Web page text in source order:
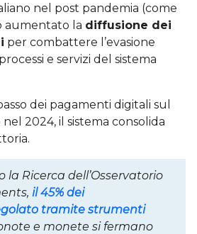
nel post pandemia (come
aumentato la diffusione dei
per combattere l’evasione
e servizi del sistema
dei pagamenti digitali sul
2024, il sistema consolida
la Ricerca dell’Osservatorio
il 45% dei
tramite strumenti
e monete si fermano